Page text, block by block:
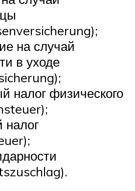
на случай
в уходе
налог физического
налог